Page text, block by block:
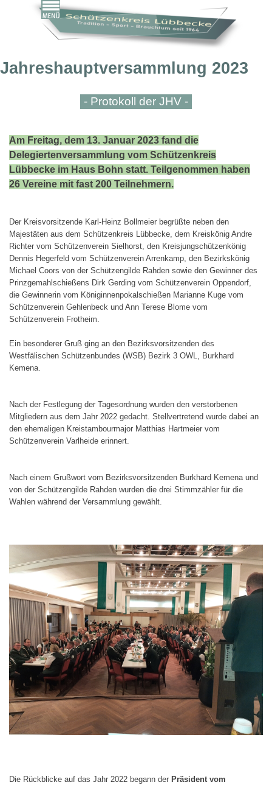
Direkt zum Seiteninhalt
Menü überspringen
Jahreshauptversammlung 2023
- Protokoll der JHV -
Am Freitag, dem 13. Januar 2023 fand die
Delegiertenversammlung vom Schützenkreis
Lübbecke im Haus Bohn statt. Teilgenommen haben
26 Vereine mit fast 200 Teilnehmern.
Der Kreisvorsitzende Karl-Heinz Bollmeier begrüßte neben den
Majestäten aus dem Schützenkreis Lübbecke, dem Kreiskönig Andre
Richter vom Schützenverein Sielhorst, den Kreisjungschützenkönig
Dennis Hegerfeld vom Schützenverein Arrenkamp, den Bezirkskönig
Michael Coors von der Schützengilde Rahden sowie den Gewinner des
Prinzgemahlschießens Dirk Gerding vom Schützenverein Oppendorf,
die Gewinnerin vom Königinnenpokalschießen Marianne Kuge vom
Schützenverein Gehlenbeck und Ann Terese Blome vom
Schützenverein Frotheim.
Ein besonderer Gruß ging an den Bezirksvorsitzenden des
Westfälischen Schützenbundes (WSB) Bezirk 3 OWL, Burkhard
Kemena.
Nach der Festlegung der Tagesordnung wurden den verstorbenen
Mitgliedern aus dem Jahr 2022 gedacht. Stellvertretend wurde dabei an
den ehemaligen Kreistambourmajor Matthias Hartmeier vom
Schützenverein Varlheide erinnert.
Nach einem Grußwort vom Bezirksvorsitzenden Burkhard Kemena und
von der Schützengilde Rahden wurden die drei Stimmzähler für die
Wahlen während der Versammlung gewählt.
Die Rückblicke auf das Jahr 2022 begann der Präsident vom